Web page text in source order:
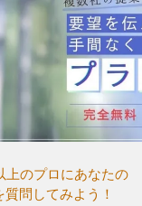
上のプロにあなたの
問してみよう！